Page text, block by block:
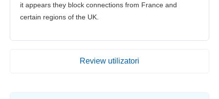
it appears they block connections from France and
certain regions of the UK.
Review utilizatori